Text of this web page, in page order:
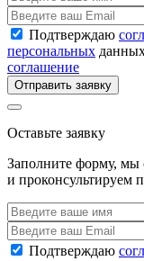
Подтверждаю
персональных
соглашение
Отправить заявку
Оставьте заявку
Заполните форму, мы
и проконсультируем
Подтверждаю